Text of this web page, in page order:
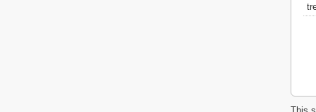
This